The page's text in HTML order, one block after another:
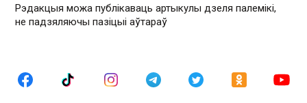
Рэдакцыя можа публікаваць артыкулы дзеля палемікі,
не падзяляючы пазіцыі аўтараў